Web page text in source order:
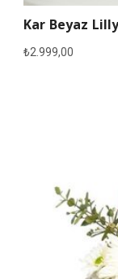
Kar Beyaz
₺2.999,00